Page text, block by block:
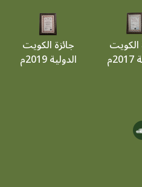
الكويت جائزة الكويت
الدولية 2019م